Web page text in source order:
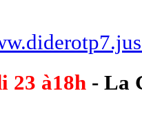
23 à18h - La